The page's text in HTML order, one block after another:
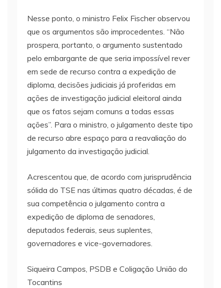
Nesse ponto, o ministro Felix Fischer observou
que os argumentos são improcedentes. “Não
prospera, portanto, o argumento sustentado
pelo embargante de que seria impossível rever
em sede de recurso contra a expedição de
diploma, decisões judiciais já proferidas em
ações de investigação judicial eleitoral ainda
que os fatos sejam comuns a todas essas
ações”. Para o ministro, o julgamento deste tipo
de recurso abre espaço para a reavaliação do
julgamento da investigação judicial.
Acrescentou que, de acordo com jurisprudência
sólida do TSE nas últimas quatro décadas, é de
sua competência o julgamento contra a
expedição de diploma de senadores,
deputados federais, seus suplentes,
governadores e vice-governadores.
Siqueira Campos, PSDB e Coligação União do
Tocantins